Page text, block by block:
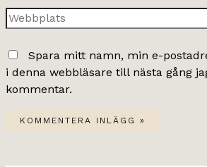
Webbplats
Spara mitt namn, min e-
i denna webbläsare till nästa gång
kommentar.